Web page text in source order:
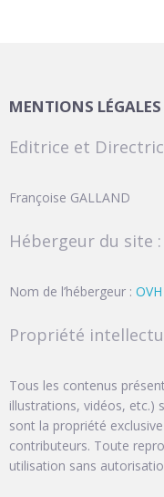
MENTIONS LÉGALES
Editrice et
Françoise GALLAND
Hébergeur du site :
Nom de l’hébergeur : OVH
Propriété
Tous les contenus
illustrations, vidéos, etc.)
sont la propriété
contributeurs. Toute
utilisation sans